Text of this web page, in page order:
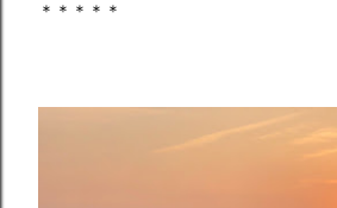
＊＊＊＊＊